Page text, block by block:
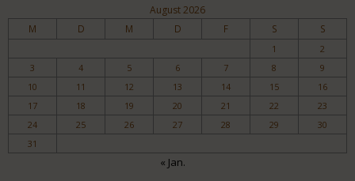
August 2026
M D M D F S S
1
2
3
4 5 6 7 8
9
10
11 12 13 14 15
16
17
18 19 20 21 22
23
24
25 26 27 28 29
30
31
« Jan.